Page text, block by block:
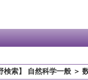
検索】 自然科学一般 ＞